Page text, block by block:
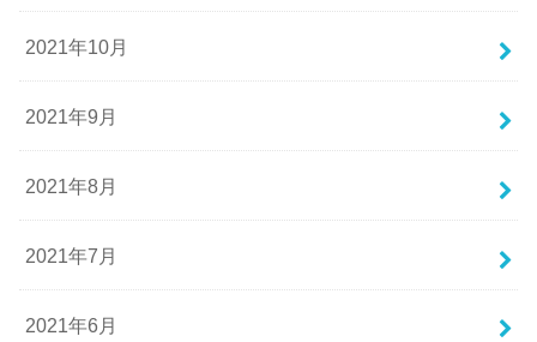
2021年10月
2021年9月
2021年8月
2021年7月
2021年6月